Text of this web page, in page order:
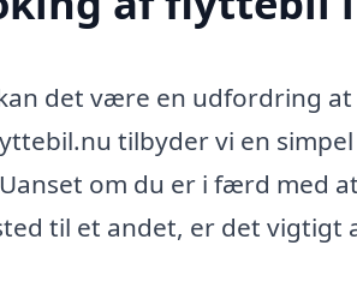
det være en udfordring
tilbyder vi en
om du er i færd med
til et andet, er det vigtigt